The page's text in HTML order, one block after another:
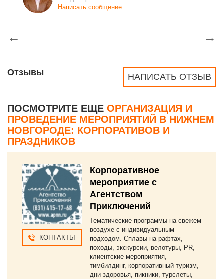
Написать сообщение
← →
НАПИСАТЬ ОТЗЫВ
Отзывы
ПОСМОТРИТЕ ЕЩЕ ОРГАНИЗАЦИЯ И
ПРОВЕДЕНИЕ МЕРОПРИЯТИЙ В НИЖНЕМ
НОВГОРОДЕ: КОРПОРАТИВОВ И
ПРАЗДНИКОВ
КОНТАКТЫ
Корпоративное
мероприятие с
Агентством
Приключений
Тематические программы на свежем
воздухе с индивидуальным
подходом. Сплавы на рафтах,
походы, экскурсии, велотуры, PR,
клиентские мероприятия,
тимбилдинг, корпоративный туризм,
дни здоровья, пикники, турслеты,